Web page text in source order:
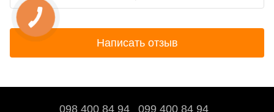
Написать отзыв
098 400 84 94‬ 099 400 84 94